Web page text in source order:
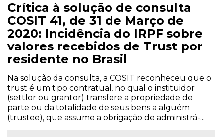
Crítica à solução de consulta
COSIT 41, de 31 de Março de
2020: Incidência do IRPF sobre
valores recebidos de Trust por
residente no Brasil
Na solução da consulta, a COSIT reconheceu que o
trust é um tipo contratual, no qual o instituidor
(settlor ou grantor) transfere a propriedade de
parte ou da totalidade de seus bens a alguém
(trustee), que assume a obrigação de administrá-...